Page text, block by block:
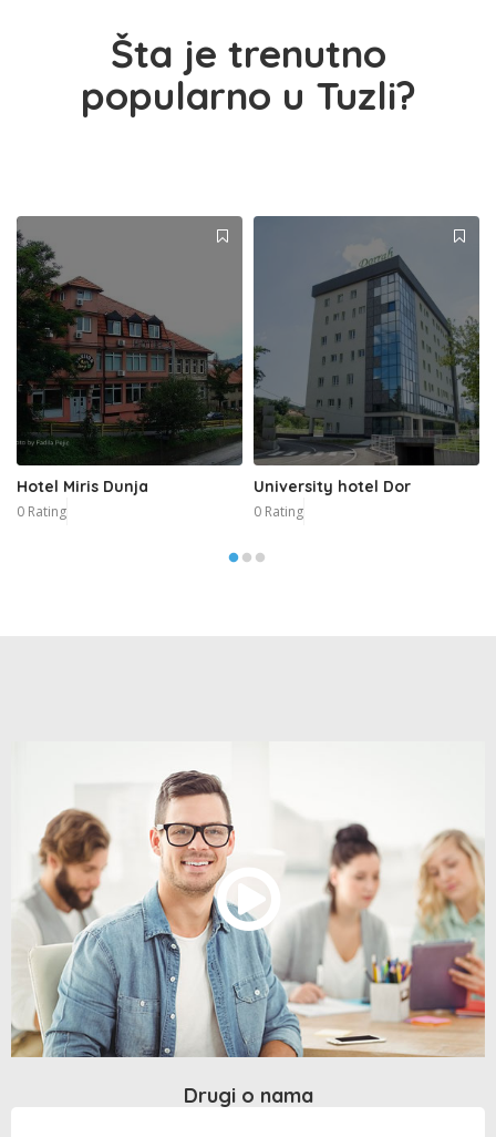
Šta je trenutno
popularno u Tuzli?
Hotel Miris Dunja
0 Rating
University hotel Dor
0 Rating
Drugi o nama